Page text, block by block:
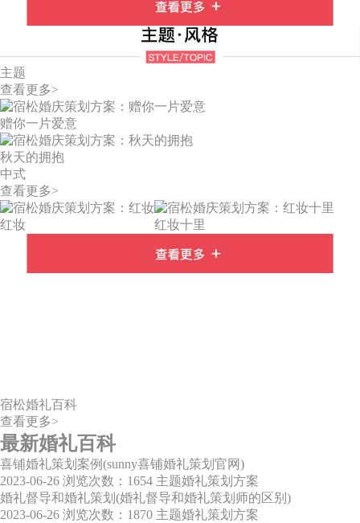
主题
查看更多>
赠你一片爱意
秋天的拥抱
中式
查看更多>
红妆 红妆十里
宿松婚礼百科
查看更多>
最新婚礼百科
喜铺婚礼策划案例(sunny喜铺婚礼策划官网)
2023-06-26 浏览次数：1654 主题婚礼策划方案
婚礼督导和婚礼策划(婚礼督导和婚礼策划师的区别)
2023-06-26 浏览次数：1870 主题婚礼策划方案